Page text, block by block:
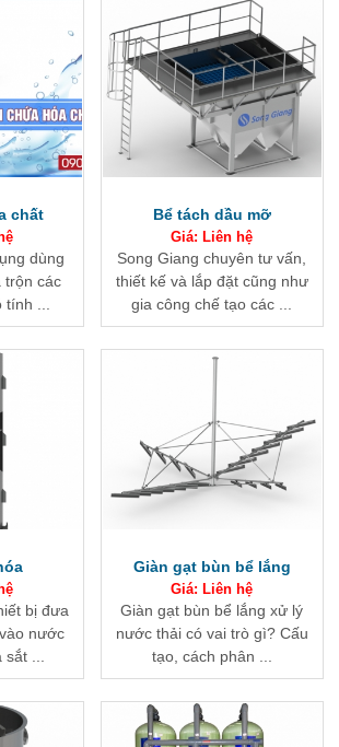
chất
dùng
trộn các
...
Bể tách dầu mỡ
Giá: Liên hệ
Song Giang chuyên tư vấn,
thiết kế và lắp đặt cũng như
gia công chế tạo các ...
bị đưa
nước
...
Giàn gạt bùn bể lắng
Giá: Liên hệ
Giàn gạt bùn bể lắng xử lý
nước thải có vai trò gì? Cấu
tạo, cách phân ...